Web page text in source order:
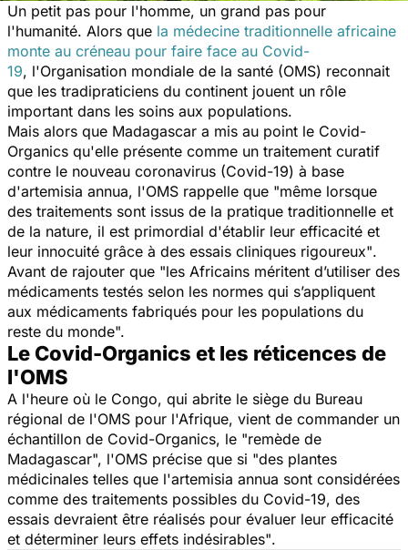
Un petit pas pour l'homme, un grand pas pour
l'humanité. Alors que la médecine traditionnelle africaine
monte au créneau pour faire face au Covid-
19, l'Organisation mondiale de la santé (OMS) reconnait
que les tradipraticiens du continent jouent un rôle
important dans les soins aux populations.
Mais alors que Madagascar a mis au point le Covid-
Organics qu'elle présente comme un traitement curatif
contre le nouveau coronavirus (Covid-19) à base
d'artemisia annua, l'OMS rappelle que "même lorsque
des traitements sont issus de la pratique traditionnelle et
de la nature, il est primordial d'établir leur efficacité et
leur innocuité grâce à des essais cliniques rigoureux".
Avant de rajouter que "les Africains méritent d’utiliser des
médicaments testés selon les normes qui s’appliquent
aux médicaments fabriqués pour les populations du
reste du monde".
Le Covid-Organics et les réticences de
l'OMS
A l'heure où le Congo, qui abrite le siège du Bureau
régional de l'OMS pour l'Afrique, vient de commander un
échantillon de Covid-Organics, le "remède de
Madagascar", l'OMS précise que si "des plantes
médicinales telles que l'artemisia annua sont considérées
comme des traitements possibles du Covid-19, des
essais devraient être réalisés pour évaluer leur efficacité
et déterminer leurs effets indésirables".